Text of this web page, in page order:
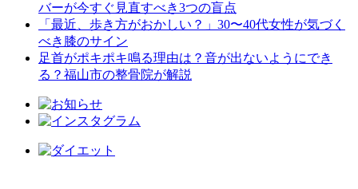
バーが今すぐ見直すべき3つの盲点
「最近、歩き方がおかしい？」30〜40代女性が気づく
べき膝のサイン
足首がポキポキ鳴る理由は？音が出ないようにでき
る？福山市の整骨院が解説